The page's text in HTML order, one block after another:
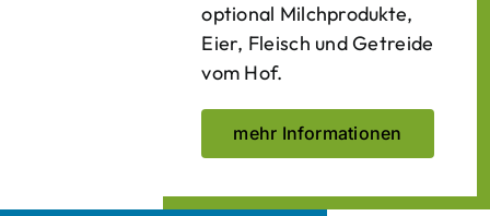
optional Milchprodukte,
Eier, Fleisch und Getreide
vom Hof.
mehr Informationen